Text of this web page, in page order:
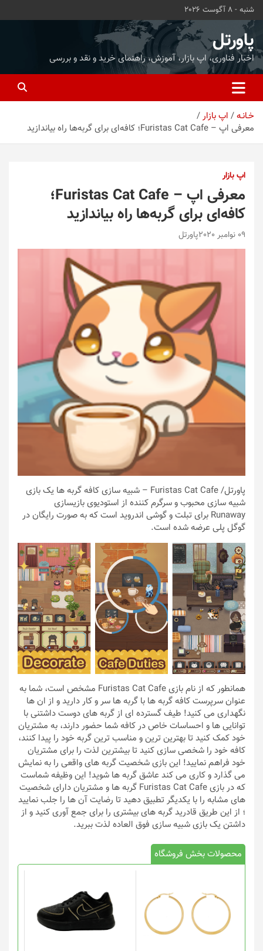
محتوا
بروید
شنبه - 8 آگوست 2026
پاورتل
اخبار فناوری، اپ بازار، آموزش، راهنمای خرید و نقد و بررسی
خـانـه
اپ بازار
معرفی اپ – Furistas Cat Cafe؛ کافه‌ای برای گربه‌ها راه بیاندازید
اپ بازار
معرفی اپ – Furistas Cat Cafe؛
کافه‌ای برای گربه‌ها راه بیاندازید
09 نوامبر 2020 پاورتل
پاورتل
/ Furistas Cat Cafe – شبیه سازی کافه گربه ها یک بازی
شبیه سازی محبوب و سرگرم کننده از استودیوی بازیسازی
Runaway برای تبلت و گوشی اندروید است که به صورت رایگان در
گوگل پلی عرضه شده است.
همانطور که از نام بازی Furistas Cat Cafe مشخص است، شما به
عنوان سرپرست کافه گربه ها با گربه ها سر و کار دارید و از ان ها
نگهداری می کنید! طیف گسترده ای از گربه های دوست داشتنی با
توانایی ها و احساسات خاص در کافه شما حضور دارند، به مشتریان
خود کمک کنید تا بهترین ترین و مناسب ترین گربه خود را پیدا کنند،
کافه خود را شخصی سازی کنید تا بیشترین لذت را برای مشتریان
خود فراهم نمایید! این بازی شخصیت گربه های واقعی را به نمایش
می گذارد و کاری می کند عاشق گربه ها شوید! این وظیفه شماست
که در بازی Furistas Cat Cafe گربه ها و مشتریان دارای شخصیت
های مشابه را با یکدیگر تطبیق دهید تا رضایت آن ها را جلب نمایید
؛ از این طریق قادرید گربه های بیشتری را برای جمع آوری کنید و از
داشتن یک بازی شبیه سازی فوق العاده لذت ببرید.
محصولات بخش فروشگاه
محصول
دارای
انواع
مختلفی